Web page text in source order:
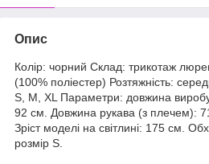
Опис
Колір: чорний Склад: трикотаж
(100% поліестер) Розтяжність:
S, M, XL Параметри: довжина
92 см. Довжина рукава (з плечем): 71
Зріст моделі на світлині: 175 см.
розмір S.